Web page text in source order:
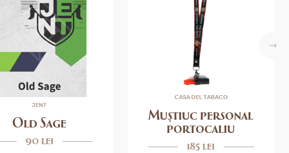
JENT
Old Sage
90 lei
CASA DEL TABACO
Muștiuc personal
portocaliu
185 lei